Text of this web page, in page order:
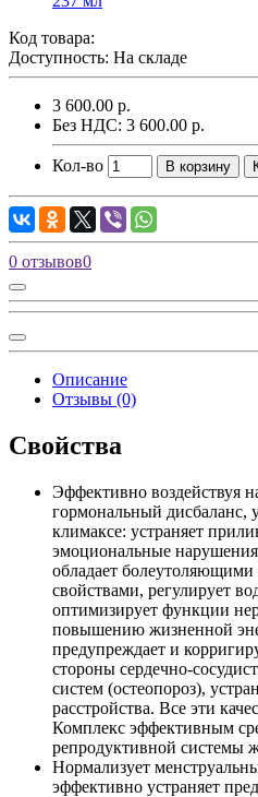
Код товара:
Доступность: На складе
3 600.00 р.
Без НДС: 3 600.00 р.
Кол-во В корзину
0 отзывов0
Описание
Отзывы (0)
Свойства
Эффективно воздействуя
гормональный дисбаланс,
климаксе: устраняет
эмоциональные
обладает
свойствами, регулирует
оптимизирует функции
повышению жизненной
предупреждает и
стороны сердечно-
систем (остеопороз),
расстройства. Все эти
Комплекс эффективным
репродуктивной системы
Нормализует
эффективно устраняет